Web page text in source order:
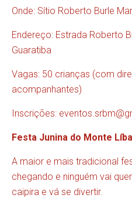
Onde: Sítio Roberto Burle
Endereço: Estrada Roberto
Guaratiba
Vagas: 50 crianças (com
acompanhantes)
Inscrições:
Festa Junina do Monte
A maior e mais tradicional
chegando e ninguém vai
caipira e vá se divertir.